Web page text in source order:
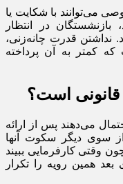
می‌توانند با شکایت یا
در انتظار
نداشتن قدرت چانه‌زنی،
که کمتر به آن پرداخته
قانونی است؟
می‌دهند پس از ارائه
سوی دیگر سکوت آنها
وقتی کارفرمایی ببیند
همین رویه را تکرار